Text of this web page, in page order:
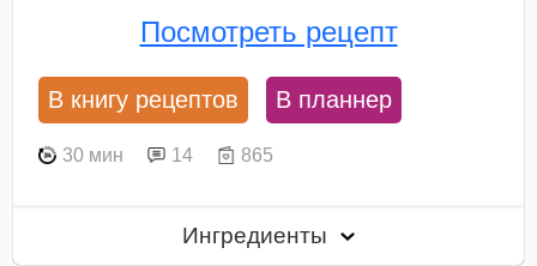
Посмотреть рецепт
В книгу рецептов В планнер
30 мин 14 865
Ингредиенты